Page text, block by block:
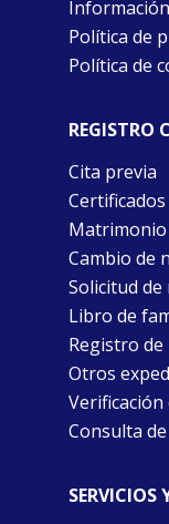
Política de
Política de
REGISTRO
Cita previa
Matrimonio
Cambio de
Solicitud de
Libro de
Registro
Otros
Verificación
Consulta
SERVICIOS